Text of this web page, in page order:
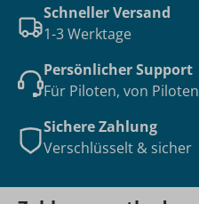
Schneller Versand
1-3 Werktage
Persönlicher Support
Für Piloten, von Piloten
Sichere Zahlung
Verschlüsselt & sicher